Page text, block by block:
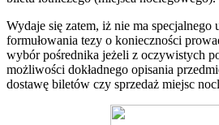
Wydaje się zatem, iż nie ma specjalnego
formułowania tezy o konieczności
wybór pośrednika jeżeli z oczywistych
możliwości dokładnego opisania
dostawę biletów czy sprzedaż miejsc